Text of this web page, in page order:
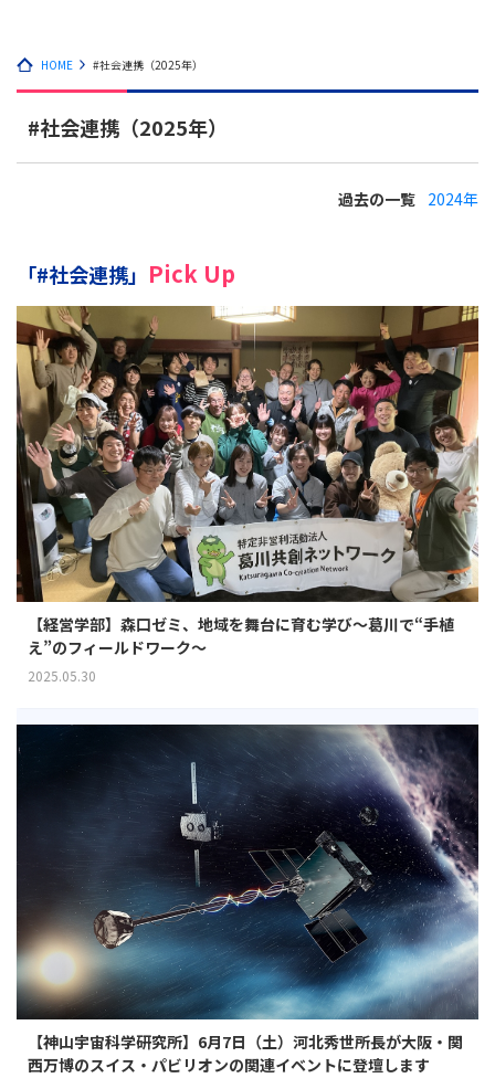
HOME #社会連携（2025年）
#社会連携（2025年）
過去の一覧 2024年
「#社会連携」 Pick Up
【経営学部】森口ゼミ、地域を舞台に育む学び～葛川で“手植
え”のフィールドワーク～
2025.05.30
【神山宇宙科学研究所】6月7日（土）河北秀世所長が大阪・関
西万博のスイス・パビリオンの関連イベントに登壇します